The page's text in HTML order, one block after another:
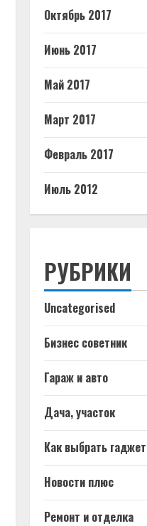
Октябрь 2017
Июнь 2017
Май 2017
Март 2017
Февраль 2017
Июль 2012
РУБРИКИ
Uncategorised
Бизнес советник
Гараж и авто
Дача, участок
Как выбрать гаджет
Новости плюс
Ремонт и отделка